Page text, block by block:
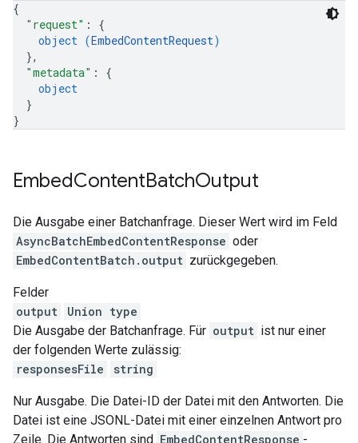
{
"request" : {
object (EmbedContentRequest)
},
"metadata" : {
object
}
}
EmbedContentBatchOutput
Die Ausgabe einer Batchanfrage. Dieser Wert wird im Feld
AsyncBatchEmbedContentResponse oder
EmbedContentBatch.output zurückgegeben.
Felder
output
Union type
Die Ausgabe der Batchanfrage. Für output ist nur einer
der folgenden Werte zulässig:
responsesFile
string
Nur Ausgabe. Die Datei-ID der Datei mit den Antworten. Die
Datei ist eine JSONL-Datei mit einer einzelnen Antwort pro
Zeile. Die Antworten sind EmbedContentResponse -